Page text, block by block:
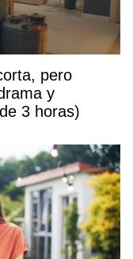
pero
y
3 horas)